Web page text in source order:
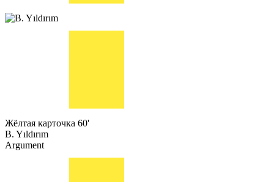
Жёлтая карточка 60'
B. Yıldırım
Argument